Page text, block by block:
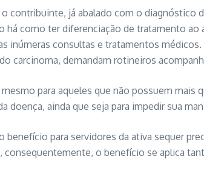
contribuinte, já abalado com o diagnóstico
como ter diferenciação de tratamento ao
inúmeras consultas e tratamentos
carcinoma, demandam rotineiros
para aqueles que não possuem mais
ainda que seja para impedir sua
benefício para servidores da ativa sequer
consequentemente, o benefício se aplica